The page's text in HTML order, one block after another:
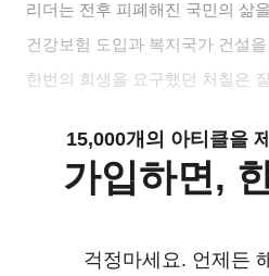
리더는 전후 피폐해진 국민의 삶
건강보험 도입과 복지국가 건설
한번의 희생을 요구했던 처칠은
15,000개의 아티클을
가입하면,
걱정마세요. 언제든